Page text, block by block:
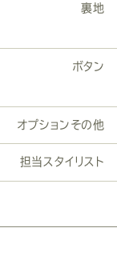
裏地
ボタン
オプションその他
担当スタイリスト